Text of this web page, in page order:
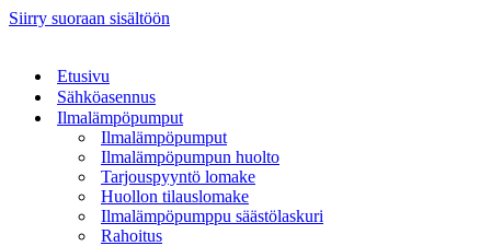
Siirry suoraan sisältöön
Etusivu
Sähköasennus
Ilmalämpöpumput
Ilmalämpöpumput
Ilmalämpöpumpun huolto
Tarjouspyyntö lomake
Huollon tilauslomake
Ilmalämpöpumppu säästölaskuri
Rahoitus